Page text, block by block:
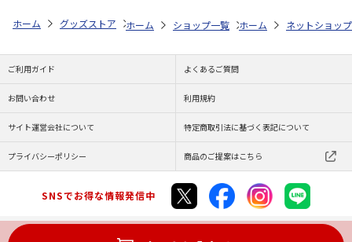
ホーム グッズストア スポーツ・スポーツ選手 大谷翔平 MLB ド
ホーム ショップ一覧 レッツ MLB ドジャ
ホーム ネットショップ
ご利用ガイド よくあるご質問
お問い合わせ 利用規約
サイト運営会社について 特定商取引法に基づく表記について
プライバシーポリシー 商品のご提案はこちら
SNSでお得な情報発信中